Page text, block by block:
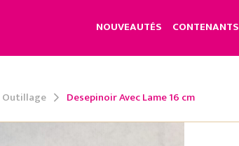
NOUVEAUTÉS CONTENANTS
Outillage Desepinoir Avec Lame 16 cm